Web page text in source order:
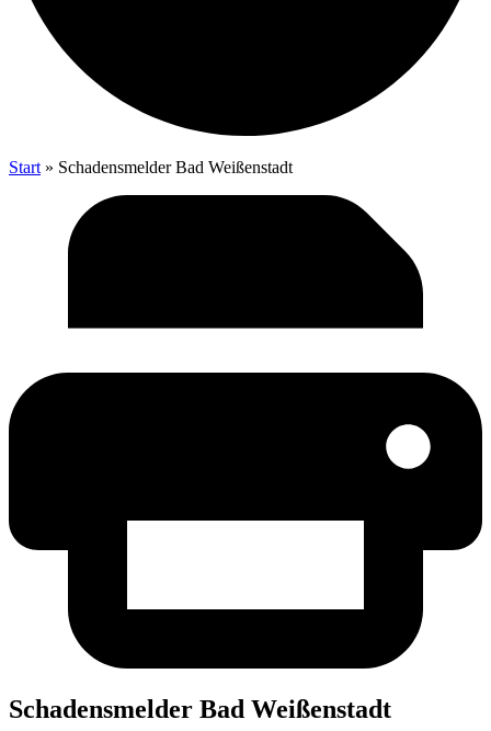
Start » Scha­dens­mel­der Bad Weißenstadt
Scha­dens­mel­der Bad Weißenstadt